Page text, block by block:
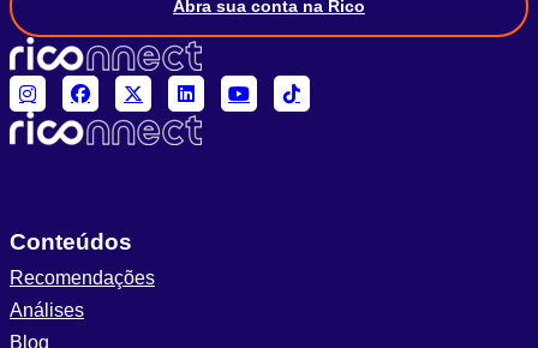
Abra sua conta na Rico
Conteúdos
Recomendações
Análises
Blog